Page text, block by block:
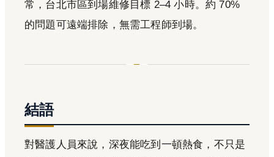
常，台北市區到場維修目標 2–4 小時。約 70%
的問題可遠端排除，無需工程師到場。
結語
對醫護人員來說，深夜能吃到一頓熱食，不只是